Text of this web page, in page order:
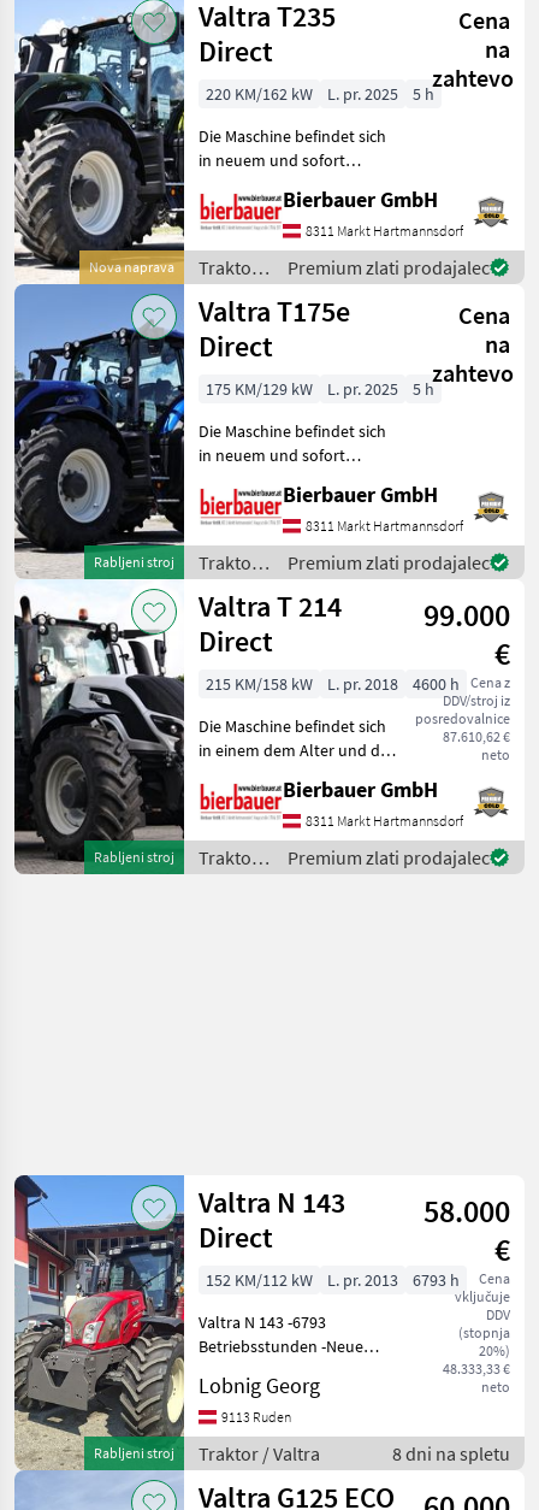
Nova naprava
Valtra T235
Direct
Cena
na
zahtevo
220 KM/162 kW L. pr. 2025
5 h
Die Maschine befindet sich
in neuem und sofort
und kann nach
telefonischer Vereinbarung
gerne vor Ort besichtigt
werden. Neumaschine sofo
Bierbauer GmbH
8311 Markt Hartmannsdorf
Traktor /
Valtra
Premium zlati prodajalec
Rabljeni stroj
Valtra T175e
Direct
Cena
na
zahtevo
175 KM/129 kW L. pr. 2025
5 h
Die Maschine befindet sich
in neuem und sofort
und kann nach
telefonischer Vereinbarung
gerne vor Ort besichtigt
werden. Neumaschine sofo
Bierbauer GmbH
8311 Markt Hartmannsdorf
Traktor /
Valtra
Premium zlati prodajalec
Rabljeni stroj
Valtra T 214
Direct
99.000
€
Cena z
DDV/stroj iz
posredovalnice
87.610,62 €
neto
215 KM/158 kW L. pr. 2018
4600 h
Die Maschine befindet sich
in einem dem Alter und der
Zustand und kann nach
telefonischer Vereinbarung
gerne vor Ort besichtigt
und geprüft we
Bierbauer GmbH
8311 Markt Hartmannsdorf
Traktor /
Valtra
Premium zlati prodajalec
Rabljeni stroj
Valtra N 143
Direct
58.000
€
Cena
vključuje
DDV
(stopnja
20%)
48.333,33 €
neto
152 KM/112 kW L. pr. 2013
6793 h
Valtra N 143 -6793
Betriebsstunden -Neue
Frontladerkonsole Quicke -
Rückfahreinrichtung -
Schneepflugkonsole mit
Unterzug -komplett
Funktionsfähig u
Lobnig Georg
9113 Ruden
Traktor / Valtra 8 dni na spletu
Valtra G125 ECO